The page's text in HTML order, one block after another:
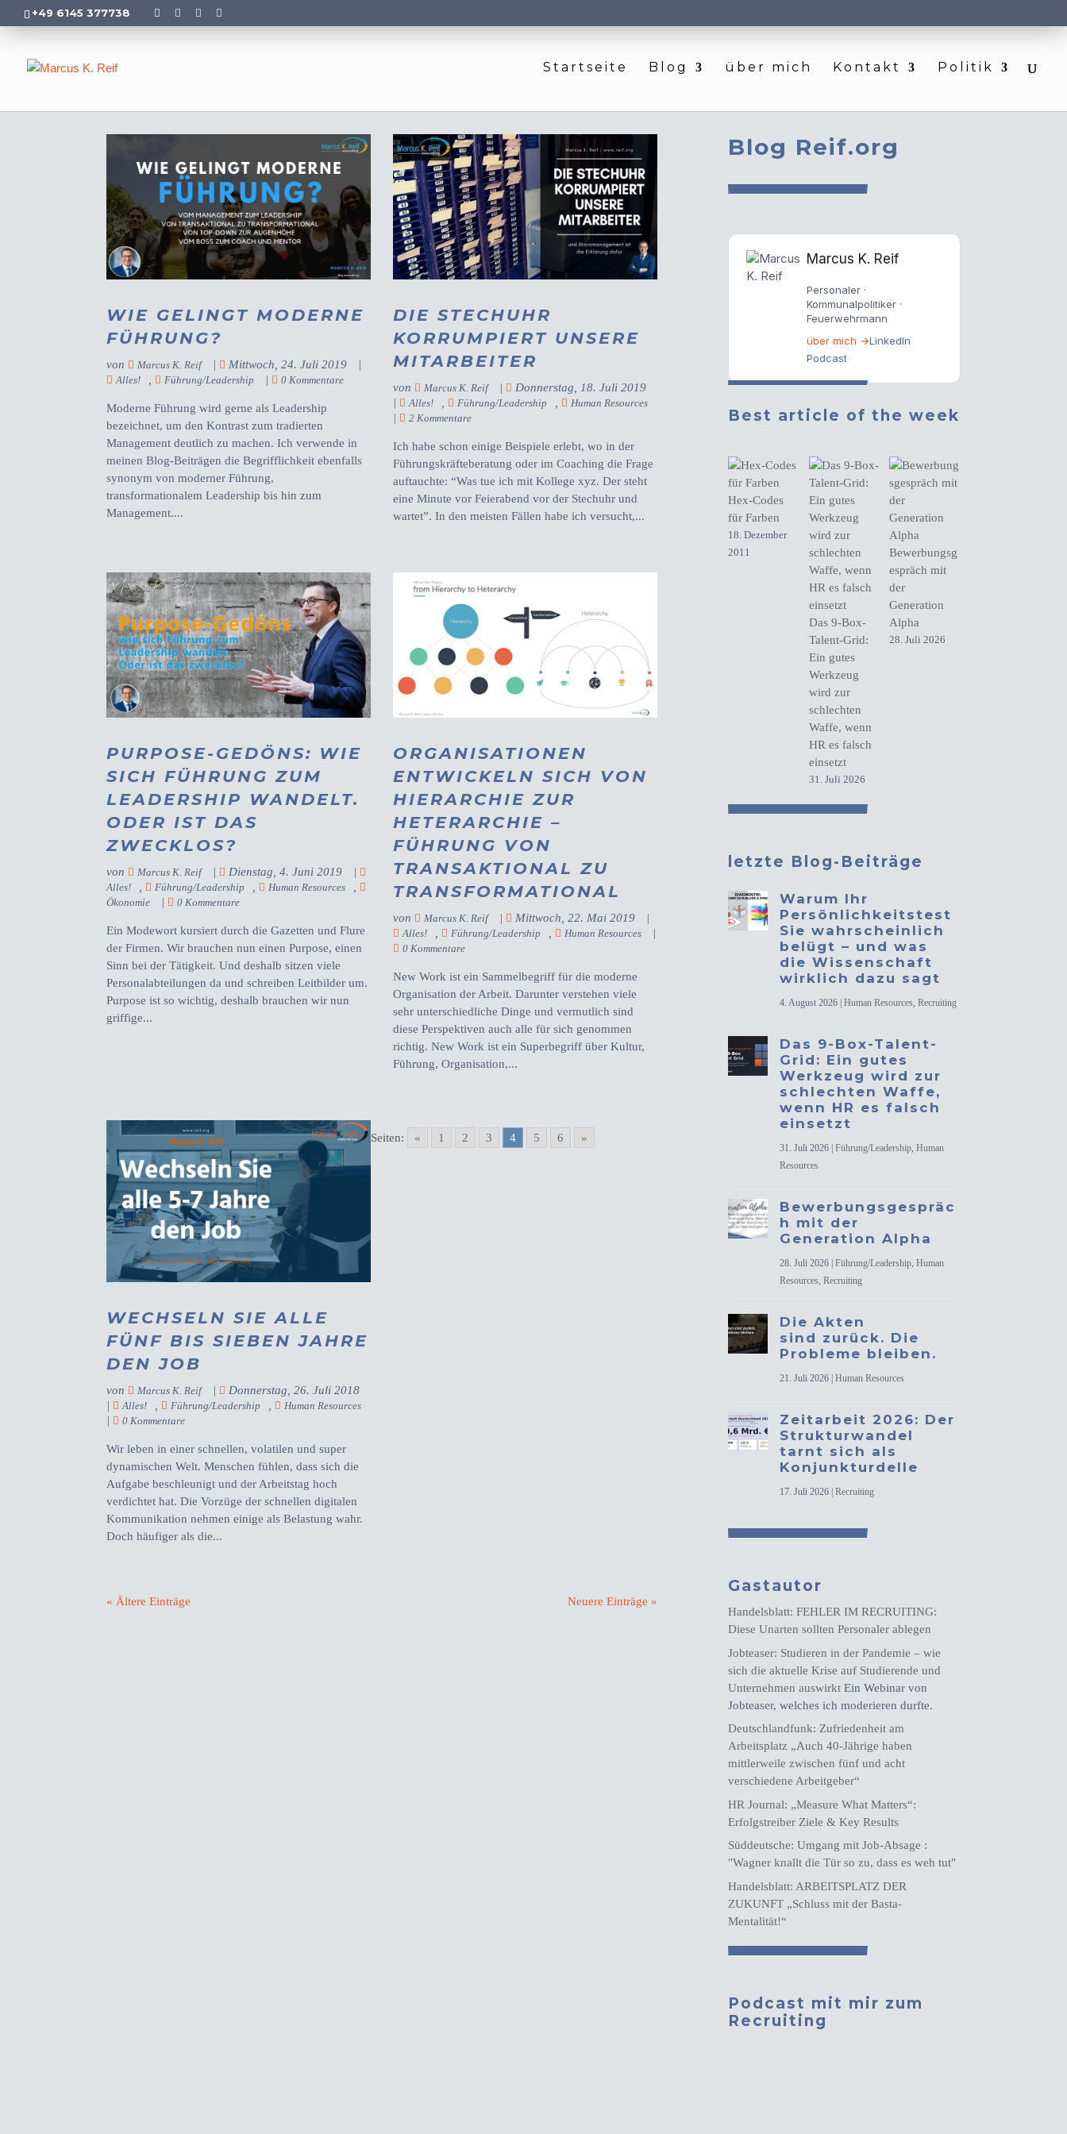
+49 6145 377738
Startseite Blog über mich Kontakt Politik
WIE GELINGT MODERNE
FÜHRUNG?
von Marcus K. Reif | Mittwoch, 24. Juli 2019 |
Alles! Führung/Leadership | 0 Kommentare
Moderne Führung wird gerne als Leadership
bezeichnet, um den Kontrast zum tradierten
Management deutlich zu machen. Ich verwende in
meinen Blog-Beiträgen die Begrifflichkeit ebenfalls
synonym von moderner Führung,
transformationalem Leadership bis hin zum
Management....
DIE STECHUHR
KORRUMPIERT UNSERE
MITARBEITER
von Marcus K. Reif |
Donnerstag, 18. Juli 2019
|
Alles! Führung/Leadership Human Resources
| 2 Kommentare
Ich habe schon einige Beispiele erlebt, wo in der
Führungskräfteberatung oder im Coaching die Frage
auftauchte: “Was tue ich mit Kollege xyz. Der steht
eine Minute vor Feierabend vor der Stechuhr und
wartet”. In den meisten Fällen habe ich versucht,...
PURPOSE-GEDÖNS: WIE
SICH FÜHRUNG ZUM
LEADERSHIP WANDELT.
ODER IST DAS
ZWECKLOS?
von Marcus K. Reif | Dienstag, 4. Juni 2019 |
Alles! Führung/Leadership Human Resources
Ökonomie | 0 Kommentare
Ein Modewort kursiert durch die Gazetten und Flure
der Firmen. Wir brauchen nun einen Purpose, einen
Sinn bei der Tätigkeit. Und deshalb sitzen viele
Personalabteilungen da und schreiben Leitbilder um.
Purpose ist so wichtig, deshalb brauchen wir nun
griffige...
ORGANISATIONEN
ENTWICKELN SICH VON
HIERARCHIE ZUR
HETERARCHIE –
FÜHRUNG VON
TRANSAKTIONAL ZU
TRANSFORMATIONAL
von Marcus K. Reif | Mittwoch, 22. Mai 2019 |
Alles! Führung/Leadership Human Resources |
0 Kommentare
New Work ist ein Sammelbegriff für die moderne
Organisation der Arbeit. Darunter verstehen viele
sehr unterschiedliche Dinge und vermutlich sind
diese Perspektiven auch alle für sich genommen
richtig. New Work ist ein Superbegriff über Kultur,
Führung, Organisation,...
WECHSELN SIE ALLE
FÜNF BIS SIEBEN JAHRE
DEN JOB
von Marcus K. Reif |
Donnerstag, 26. Juli 2018
|
Alles! Führung/Leadership Human Resources
| 0 Kommentare
Wir leben in einer schnellen, volatilen und super
dynamischen Welt. Menschen fühlen, dass sich die
Aufgabe beschleunigt und der Arbeitstag hoch
verdichtet hat. Die Vorzüge der schnellen digitalen
Kommunikation nehmen einige als Belastung wahr.
Doch häufiger als die...
Seiten: « 1 2 3 4 5 6 »
« Ältere Einträge Neuere Einträge »
Blog Reif.org
Marcus K. Reif
Personaler ·
Kommunalpolitiker ·
Feuerwehrmann
über mich →LinkedIn
Podcast
Best article of the week
Hex-Codes
für Farben
18. Dezember
2011
Das 9-Box-
Talent-Grid:
Ein gutes
Werkzeug
wird zur
schlechten
Waffe, wenn
HR es falsch
einsetzt
31. Juli 2026
Bewerbungsg
espräch mit
der
Generation
Alpha
28. Juli 2026
letzte Blog-Beiträge
Warum Ihr
Persönlichkeitstest
Sie wahrscheinlich
belügt – und was
die Wissenschaft
wirklich dazu sagt
4. August 2026 |Human Resources,Recruiting
Das 9-Box-Talent-
Grid: Ein gutes
Werkzeug wird zur
schlechten Waffe,
wenn HR es falsch
einsetzt
31. Juli 2026 |Führung/Leadership,Human
Resources
Bewerbungsgespräc
h mit der
Generation Alpha
28. Juli 2026 |Führung/Leadership,Human
Resources,Recruiting
Die Akten
sind zurück. Die
Probleme bleiben.
21. Juli 2026 |Human Resources
Zeitarbeit 2026: Der
Strukturwandel
tarnt sich als
Konjunkturdelle
17. Juli 2026 |Recruiting
Gastautor
Handelsblatt: FEHLER IM RECRUITING:
Diese Unarten sollten Personaler ablegen
Jobteaser: Studieren in der Pandemie – wie
sich die aktuelle Krise auf Studierende und
Unternehmen auswirkt Ein Webinar von
Jobteaser, welches ich moderieren durfte.
Deutschlandfunk: Zufriedenheit am
Arbeitsplatz „Auch 40-Jährige haben
mittlerweile zwischen fünf und acht
verschiedene Arbeitgeber“
HR Journal: „Measure What Matters“:
Erfolgstreiber Ziele & Key Results
Süddeutsche: Umgang mit Job-Absage :
"Wagner knallt die Tür so zu, dass es weh tut"
Handelsblatt: ARBEITSPLATZ DER
ZUKUNFT „Schluss mit der Basta-
Mentalität!“
Podcast mit mir zum
Recruiting